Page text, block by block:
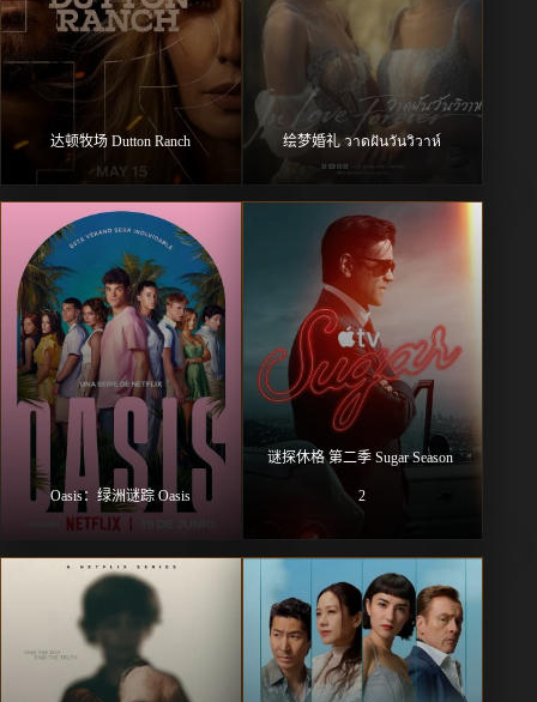
达顿牧场 Dutton Ranch 绘梦婚礼 วาดฝันวันวิวาห์
Oasis：绿洲谜踪 Oasis
谜探休格 第二季 Sugar Season
2